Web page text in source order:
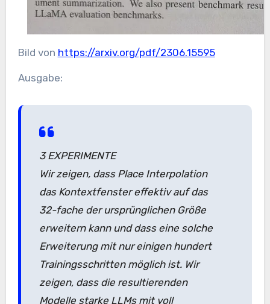
Bild von https://arxiv.org/pdf/2306.15595
Ausgabe:
3 EXPERIMENTE
Wir zeigen, dass Place Interpolation
das Kontextfenster effektiv auf das
32-fache der ursprünglichen Größe
erweitern kann und dass eine solche
Erweiterung mit nur einigen hundert
Trainingsschritten möglich ist. Wir
zeigen, dass die resultierenden
Modelle starke LLMs mit voll